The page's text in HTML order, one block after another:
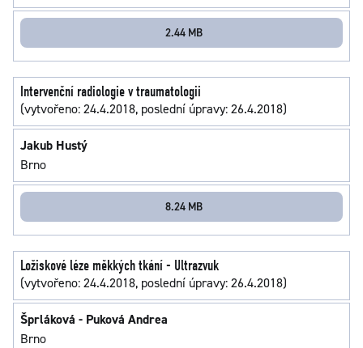
2.44 MB
Intervenční radiologie v traumatologii
(vytvořeno: 24.4.2018, poslední úpravy: 26.4.2018)
Jakub Hustý
Brno
8.24 MB
Ložiskové léze měkkých tkání - Ultrazvuk
(vytvořeno: 24.4.2018, poslední úpravy: 26.4.2018)
Šprláková - Puková Andrea
Brno